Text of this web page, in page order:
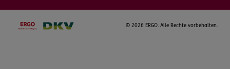
© 2026 ERGO. Alle Rechte vorbehalten.